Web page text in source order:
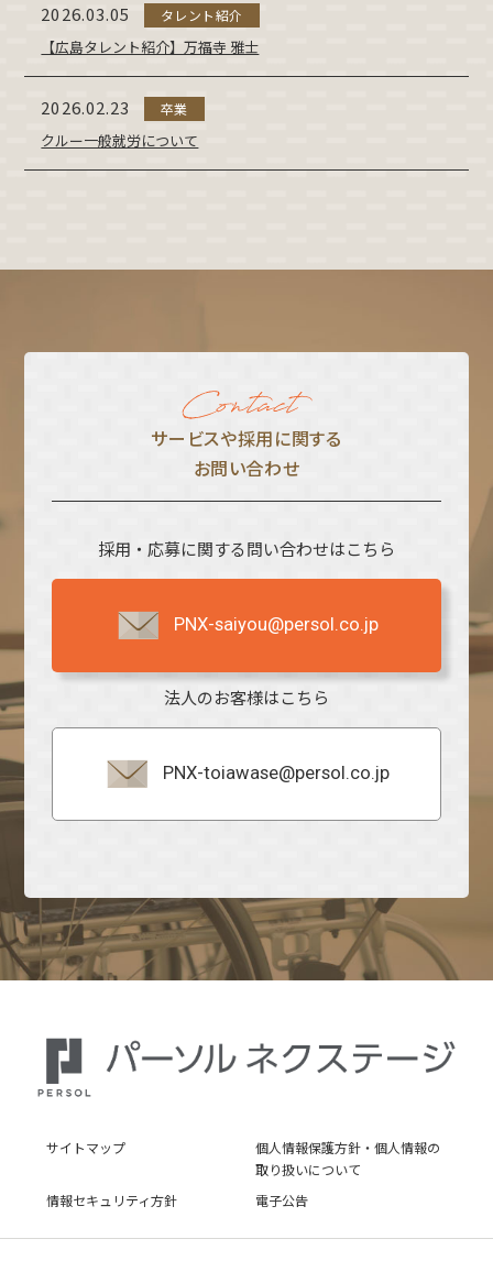
2026.03.05 タレント紹介
【広島タレント紹介】万福寺 雅士
2026.02.23 卒業
クルー一般就労について
サービスや採⽤に関する
お問い合わせ
採用・応募に関する問い合わせはこちら
PNX-saiyou@persol.co.jp
法人のお客様はこちら
PNX-toiawase@persol.co.jp
サイトマップ
個人情報保護方針・個人情報の
取り扱いについて
情報セキュリティ方針
電子公告